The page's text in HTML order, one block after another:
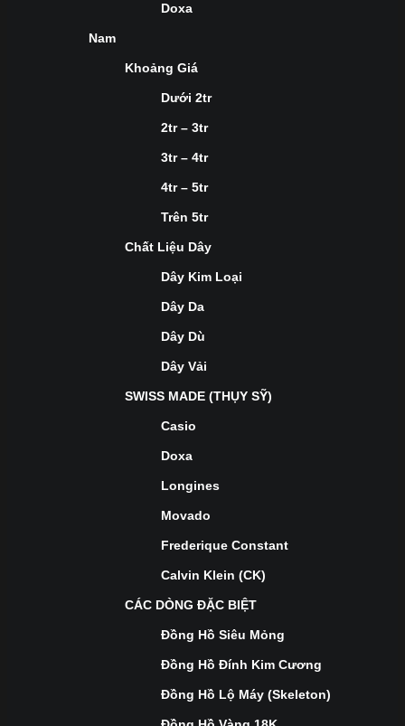
Doxa
Nam
Khoảng Giá
Dưới 2tr
2tr – 3tr
3tr – 4tr
4tr – 5tr
Trên 5tr
Chất Liệu Dây
Dây Kim Loại
Dây Da
Dây Dù
Dây Vải
SWISS MADE (THỤY SỸ)
Casio
Doxa
Longines
Movado
Frederique Constant
Calvin Klein (CK)
CÁC DÒNG ĐẶC BIỆT
Đồng Hồ Siêu Mỏng
Đồng Hồ Đính Kim Cương
Đồng Hồ Lộ Máy (Skeleton)